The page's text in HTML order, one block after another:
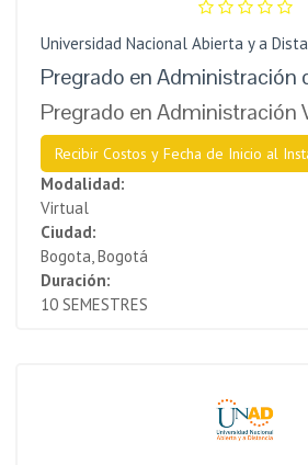
Universidad Nacional Abierta y a
Pregrado en Administración
Pregrado en Administración
Recibir Costos y Fecha de Inicio al
Modalidad:
Virtual
Ciudad:
Bogota, Bogotá
Duración:
10 SEMESTRES